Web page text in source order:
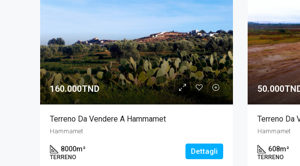
160.000TND
Terreno Da Vendere A Hammamet
Hammamet
8000m²
TERRENO
Dettagli
Terreno Da
Hammamet
608m²
TERRENO